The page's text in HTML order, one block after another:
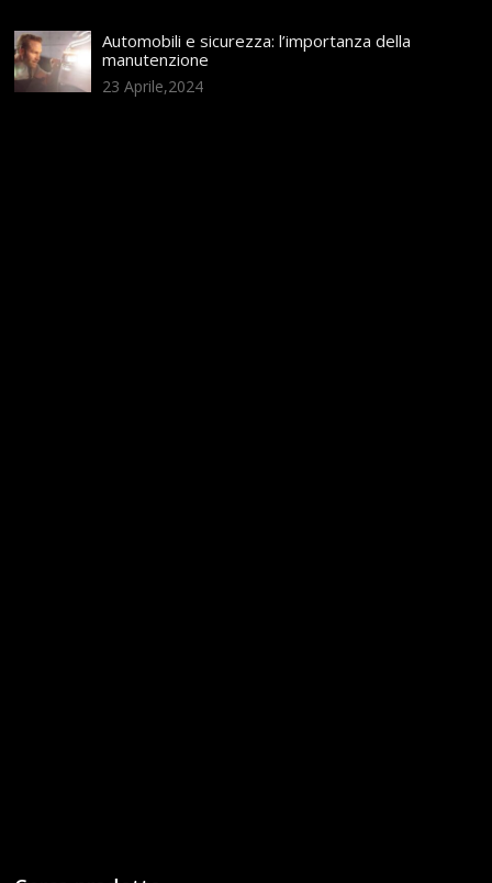
Automobili e sicurezza: l’importanza della
manutenzione
23 Aprile,2024